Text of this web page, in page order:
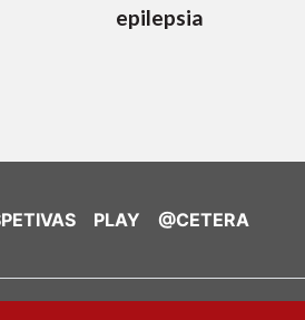
epilepsia
PLAY @CETERA